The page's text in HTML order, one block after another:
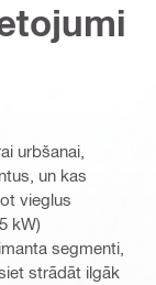
urbšanai,
un kas
vieglus
kW)
segmenti,
strādāt ilgāk